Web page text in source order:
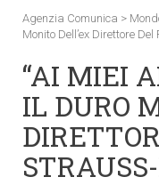
Agenzia Comunica >
Monito Dell’ex Direttore
“AI MIEI
IL DURO